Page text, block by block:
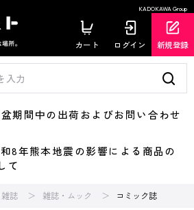
KADOKAWA Group
カート ログイン 新規登録
間中の出荷およびお問い合わせ
年熊本地震の影響による商品の
て
誌 雑誌・ムック コミック誌